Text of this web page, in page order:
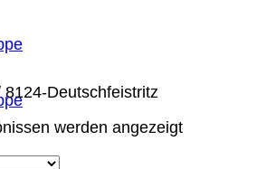
8124-Deutschfeistritz
werden angezeigt